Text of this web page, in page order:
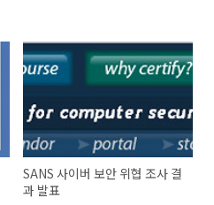
SANS 사이버 보안 위협 조사 결
과 발표